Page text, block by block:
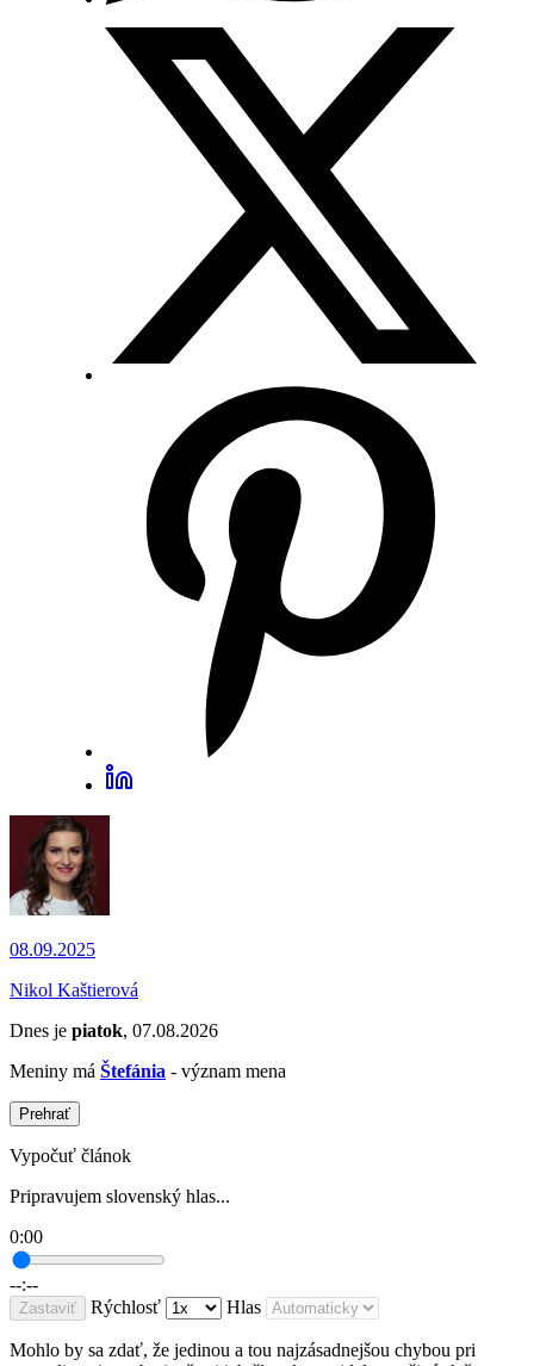
08.09.2025
Nikol Kaštierová
Dnes je piatok, 07.08.2026
Meniny má Štefánia - význam mena
Prehrať
Vypočuť článok
Pripravujem slovenský hlas...
0:00
--:--
Zastaviť Rýchlosť Hlas
Mohlo by sa zdať, že jedinou a tou najzásadnejšou chybou pri